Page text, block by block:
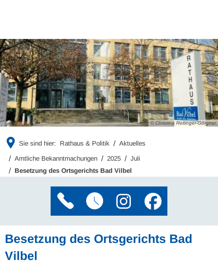
© Christina Reitinger-Görgner
Sie sind hier: Rathaus & Politik Aktuelles
Amtliche Bekanntmachungen 2025
Juli
Besetzung des Ortsgerichts Bad Vilbel
Besetzung des Ortsgerichts Bad
Vilbel